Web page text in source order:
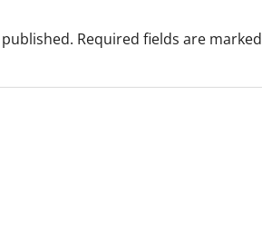
Required fields are marked